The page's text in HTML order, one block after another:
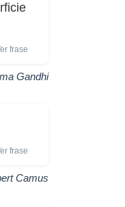
frase
Gandhi
frase
Camus